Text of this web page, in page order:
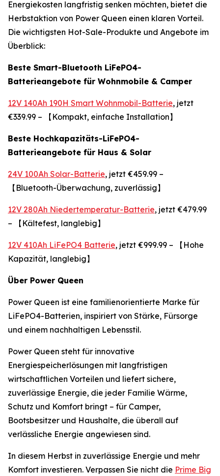
Energiekosten langfristig senken möchten, bietet die
Herbstaktion von Power Queen einen klaren Vorteil.
Die wichtigsten Hot-Sale-Produkte und Angebote im
Überblick:
Beste Smart-Bluetooth LiFePO4-
Batterieangebote für Wohnmobile & Camper
12V 140Ah 190H Smart Wohnmobil-Batterie, jetzt
€339.99 – 【Kompakt, einfache Installation】
Beste Hochkapazitäts-LiFePO4-
Batterieangebote für Haus & Solar
24V 100Ah Solar-Batterie, jetzt €459.99 –
【Bluetooth-Überwachung, zuverlässig】
12V 280Ah Niedertemperatur-Batterie, jetzt €479.99
– 【Kältefest, langlebig】
12V 410Ah LiFePO4 Batterie, jetzt €999.99 – 【Hohe
Kapazität, langlebig】
Über Power Queen
Power Queen ist eine familienorientierte Marke für
LiFePO4-Batterien, inspiriert von Stärke, Fürsorge
und einem nachhaltigen Lebensstil.
Power Queen steht für innovative
Energiespeicherlösungen mit langfristigen
wirtschaftlichen Vorteilen und liefert sichere,
zuverlässige Energie, die jeder Familie Wärme,
Schutz und Komfort bringt – für Camper,
Bootsbesitzer und Haushalte, die überall auf
verlässliche Energie angewiesen sind.
In diesem Herbst in zuverlässige Energie und mehr
Komfort investieren. Verpassen Sie nicht die Prime Big